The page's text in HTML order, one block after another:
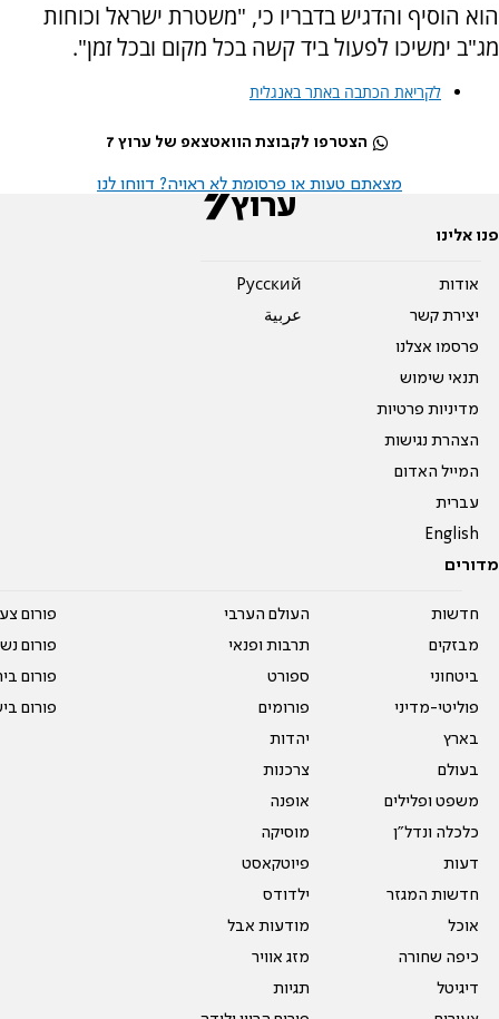
הוא הוסיף והדגיש בדבריו כי, "משטרת ישראל וכוחות
מג"ב ימשיכו לפעול ביד קשה בכל מקום ובכל זמן".
לקריאת הכתבה באתר באנגלית
הצטרפו לקבוצת הוואטצאפ של ערוץ 7
מצאתם טעות או פרסומת לא ראויה? דווחו לנו
פנו אלינו
אודות
יצירת קשר
פרסמו אצלנו
תנאי שימוש
מדיניות פרטיות
הצהרת נגישות
המייל האדום
עברית
English
Pусский
عربية
מדורים
חדשות
מבזקים
ביטחוני
פוליטי-מדיני
בארץ
בעולם
משפט ופלילים
כלכלה ונדל"ן
דעות
חדשות המגזר
אוכל
כיפה שחורה
דיגיטל
העולם הערבי
תרבות ופנאי
ספורט
פורומים
יהדות
צרכנות
אופנה
מוסיקה
פיוטקאסט
ילדודס
מודעות אבל
מזג אוויר
תגיות
פורום
פורום
פורום
פורום